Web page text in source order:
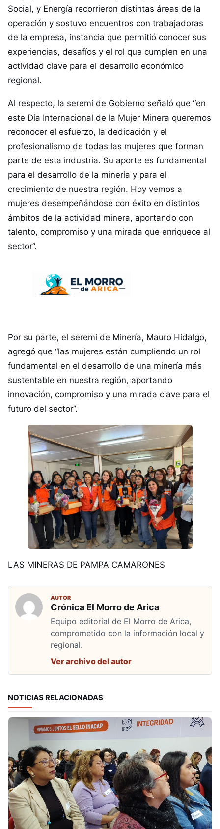
Social, y Energía recorrieron distintas áreas de la
operación y sostuvo encuentros con trabajadoras
de la empresa, instancia que permitió conocer sus
experiencias, desafíos y el rol que cumplen en una
actividad clave para el desarrollo económico
regional.
Al respecto, la seremi de Gobierno señaló que “en
este Día Internacional de la Mujer Minera queremos
reconocer el esfuerzo, la dedicación y el
profesionalismo de todas las mujeres que forman
parte de esta industria. Su aporte es fundamental
para el desarrollo de la minería y para el
crecimiento de nuestra región. Hoy vemos a
mujeres desempeñándose con éxito en distintos
ámbitos de la actividad minera, aportando con
talento, compromiso y una mirada que enriquece al
sector”.
Por su parte, el seremi de Minería, Mauro Hidalgo,
agregó que “las mujeres están cumpliendo un rol
fundamental en el desarrollo de una minería más
sustentable en nuestra región, aportando
innovación, compromiso y una mirada clave para el
futuro del sector”.
LAS MINERAS DE PAMPA CAMARONES
AUTOR
Crónica El Morro de Arica
Equipo editorial de El Morro de Arica,
comprometido con la información local y
regional.
Ver archivo del autor
NOTICIAS RELACIONADAS